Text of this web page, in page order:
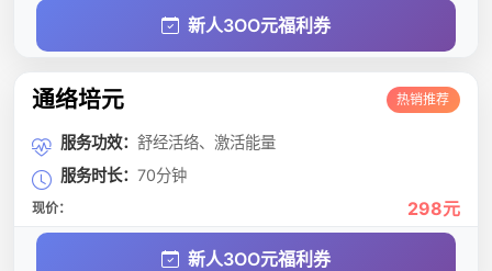
新人3OO元福利券
通络培元 热销推荐
服务功效： 舒经活络、激活能量
服务时长： 70分钟
现价： 298元
新人3OO元福利券